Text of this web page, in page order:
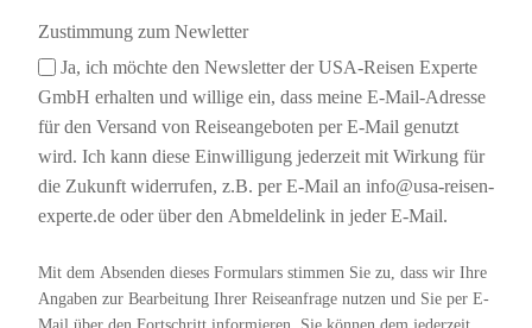
Zustimmung zum Newletter
Ja, ich möchte den Newsletter der USA-Reisen Experte
GmbH erhalten und willige ein, dass meine E-Mail-Adresse
für den Versand von Reiseangeboten per E-Mail genutzt
wird. Ich kann diese Einwilligung jederzeit mit Wirkung für
die Zukunft widerrufen, z.B. per E-Mail an info@usa-reisen-
experte.de oder über den Abmeldelink in jeder E-Mail.
Mit dem Absenden dieses Formulars stimmen Sie zu, dass wir Ihre
Angaben zur Bearbeitung Ihrer Reiseanfrage nutzen und Sie per E-